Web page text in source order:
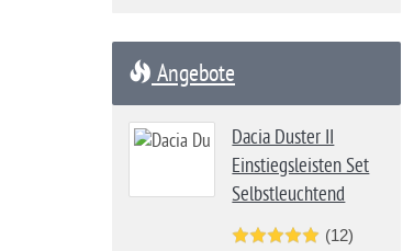
Angebote
Dacia Duster II
Einstiegsleisten Set
Selbstleuchtend
(12)